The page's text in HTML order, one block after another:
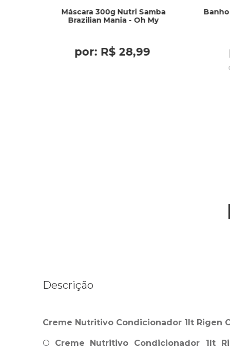
Máscara 300g Nutri Samba
Brazilian Mania - Oh My
por: R$ 28,99
Descrição
Creme Nutritivo Condicionador 1lt Rigen
O Creme
Nutritivo Condicionador 1lt